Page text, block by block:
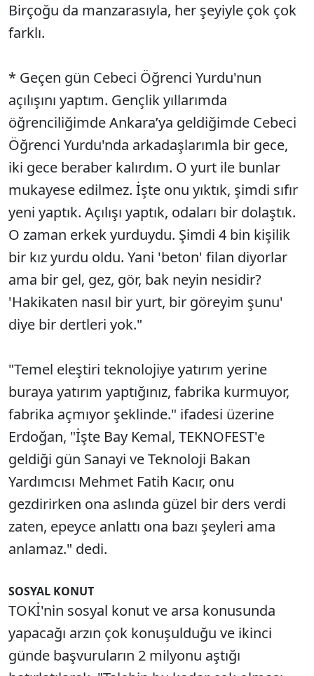
Birçoğu da manzarasıyla, her şeyiyle çok çok
farklı.
* Geçen gün Cebeci Öğrenci Yurdu'nun
açılışını yaptım. Gençlik yıllarımda
öğrenciliğimde Ankara’ya geldiğimde Cebeci
Öğrenci Yurdu'nda arkadaşlarımla bir gece,
iki gece beraber kalırdım. O yurt ile bunlar
mukayese edilmez. İşte onu yıktık, şimdi sıfır
yeni yaptık. Açılışı yaptık, odaları bir dolaştık.
O zaman erkek yurduydu. Şimdi 4 bin kişilik
bir kız yurdu oldu. Yani 'beton' filan diyorlar
ama bir gel, gez, gör, bak neyin nesidir?
'Hakikaten nasıl bir yurt, bir göreyim şunu'
diye bir dertleri yok."
"Temel eleştiri teknolojiye yatırım yerine
buraya yatırım yaptığınız, fabrika kurmuyor,
fabrika açmıyor şeklinde." ifadesi üzerine
Erdoğan, "İşte Bay Kemal, TEKNOFEST'e
geldiği gün Sanayi ve Teknoloji Bakan
Yardımcısı Mehmet Fatih Kacır, onu
gezdirirken ona aslında güzel bir ders verdi
zaten, epeyce anlattı ona bazı şeyleri ama
anlamaz." dedi.
SOSYAL KONUT
TOKİ'nin sosyal konut ve arsa konusunda
yapacağı arzın çok konuşulduğu ve ikinci
günde başvuruların 2 milyonu aştığı